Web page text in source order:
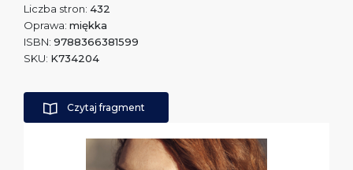
Liczba stron: 432
Oprawa: miękka
ISBN: 9788366381599
SKU: K734204
Czytaj fragment